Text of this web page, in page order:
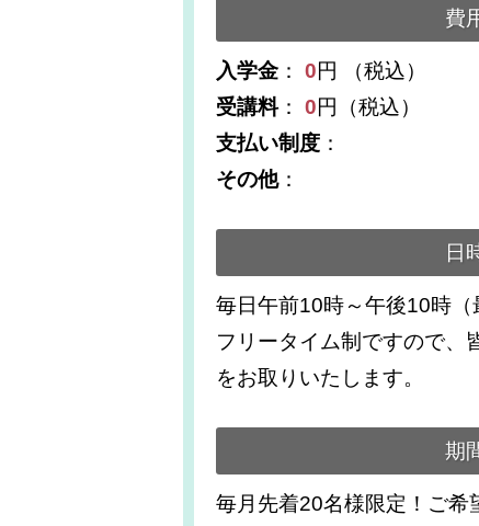
費
入学金 ： 0円 （税込）
受講料： 0円（税込）
支払い制度 ：
その他：
日
毎日午前10時～午後10時
フリータイム制ですので、
をお取りいたします。
期
毎月先着20名様限定！ご希